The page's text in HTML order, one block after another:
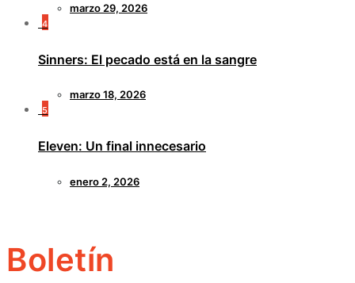
marzo 29, 2026
4
Sinners: El pecado está en la sangre
marzo 18, 2026
5
Eleven: Un final innecesario
enero 2, 2026
Boletín